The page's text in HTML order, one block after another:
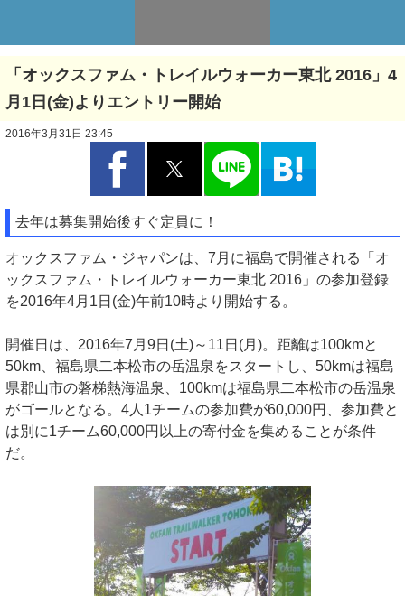
「オックスファム・トレイルウォーカー東北 2016」4
月1日(金)よりエントリー開始
2016年3月31日 23:45
去年は募集開始後すぐ定員に！
オックスファム・ジャパンは、7月に福島で開催される「オ
ックスファム・トレイルウォーカー東北 2016」の参加登録
を2016年4月1日(金)午前10時より開始する。
開催日は、2016年7月9日(土)～11日(月)。距離は100kmと
50km、福島県二本松市の岳温泉をスタートし、50kmは福島
県郡山市の磐梯熱海温泉、100kmは福島県二本松市の岳温泉
がゴールとなる。4人1チームの参加費が60,000円、参加費と
は別に1チーム60,000円以上の寄付金を集めることが条件
だ。